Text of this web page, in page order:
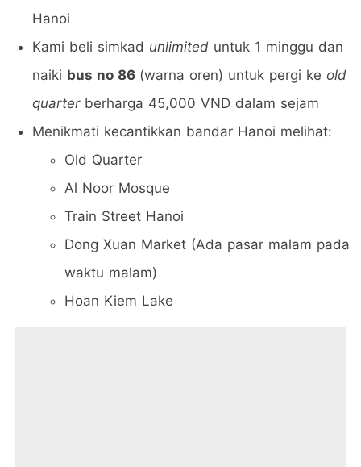
Hanoi
Kami beli simkad unlimited untuk 1 minggu dan
naiki bus no 86 (warna oren) untuk pergi ke old
quarter berharga 45,000 VND dalam sejam
Menikmati kecantikkan bandar Hanoi melihat:
Old Quarter
Al Noor Mosque
Train Street Hanoi
Dong Xuan Market (Ada pasar malam pada
waktu malam)
Hoan Kiem Lake